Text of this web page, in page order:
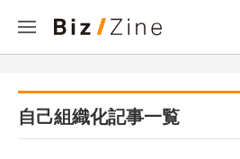
自己組織化記事一覧